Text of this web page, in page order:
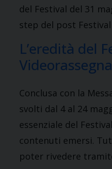
del Festival del 31
step del post
L’eredità del
Conclusa con la
svolti dal 4 al 24
essenziale del
contenuti emersi.
poter rivedere